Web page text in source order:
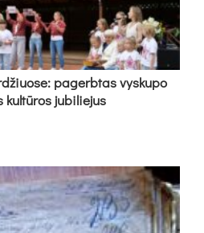
pa­gerb­tas vys­ku­po
ju­bi­lie­jus